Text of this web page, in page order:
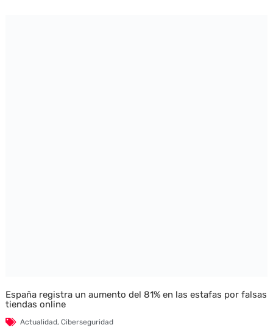
España registra un aumento del 81% en las estafas por falsas
tiendas online
Actualidad, Ciberseguridad